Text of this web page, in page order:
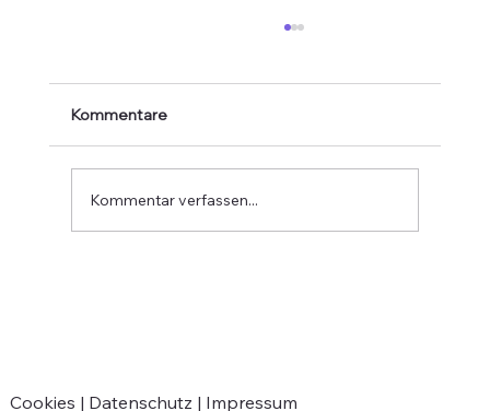
Kommentare
Kommentar verfassen...
Cookies | Datenschutz | Impressum